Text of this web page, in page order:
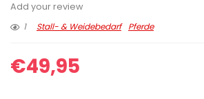
Add your review
1
Stall- & Weidebedarf Pferde
€49,95